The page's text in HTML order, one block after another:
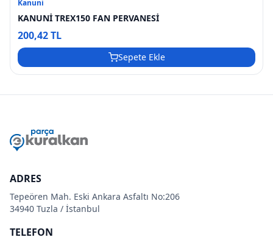
Kanuni
KANUNİ TREX150 FAN PERVANESİ
200,42 TL
Sepete Ekle
ADRES
Tepeören Mah. Eski Ankara Asfaltı No:206
34940 Tuzla / İstanbul
TELEFON